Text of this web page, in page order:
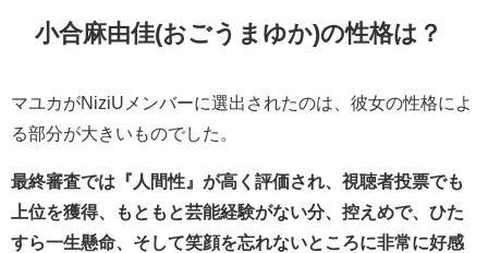
小合麻由佳(おごうまゆか)の性格は？
マユカがNiziUメンバーに選出されたのは、彼女の性格によ
る部分が大きいものでした。
最終審査では『人間性』が高く評価され、視聴者投票でも
上位を獲得、もともと芸能経験がない分、控えめで、ひた
すら一生懸命、そして笑顔を忘れないところに非常に好感